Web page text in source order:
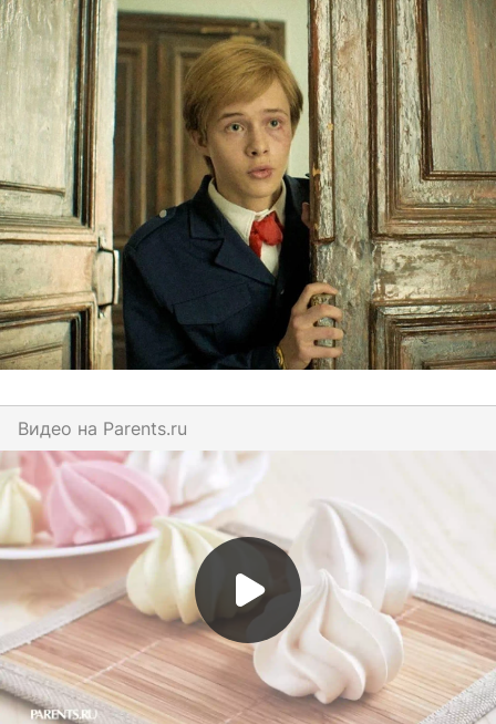
Видео на parents.ru